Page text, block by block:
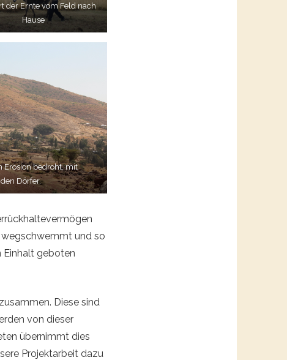
der Ernte vom Feld nach
Hause
Erosion bedroht, mit
Dörfer.
und so
Einhalt geboten
Diese sind
von dieser
übernimmt dies
Projektarbeit dazu